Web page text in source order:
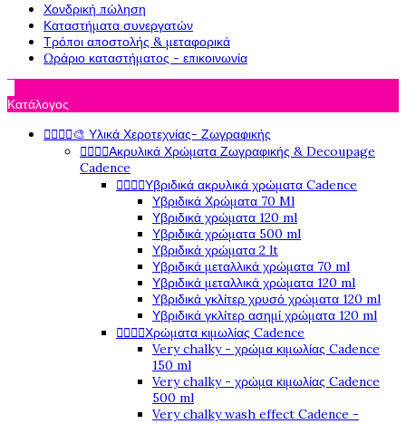
Χονδρική πώληση
Καταστήματα συνεργατών
Τρόποι αποστολής & μεταφορικά
Ωράριο καταστήματος - επικοινωνία
Κατάλογος
🎨 Υλικά Χεροτεχνίας- Ζωγραφικής
Ακρυλικά Χρώματα Ζωγραφικής & Decoupage
Cadence
Υβριδικά ακρυλικά χρώματα Cadence
Υβριδικά Χρώματα 70 Ml
Υβριδικά χρώματα 120 ml
Υβριδικά χρώματα 500 ml
Υβριδικά χρώματα 2 lt
Υβριδικά μεταλλικά χρώματα 70 ml
Υβριδικά μεταλλικά χρώματα 120 ml
Υβριδικά γκλίτερ χρυσό χρώματα 120 ml
Υβριδικά γκλίτερ ασημί χρώματα 120 ml
Χρώματα κιμωλίας Cadence
Very chalky - χρώμα κιμωλίας Cadence
150 ml
Very chalky - χρώμα κιμωλίας Cadence
500 ml
Very chalky wash effect Cadence -